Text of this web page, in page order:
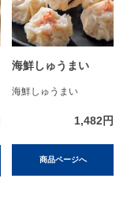
海鮮しゅうまい
海鮮しゅうまい
1,482円
商品ページへ